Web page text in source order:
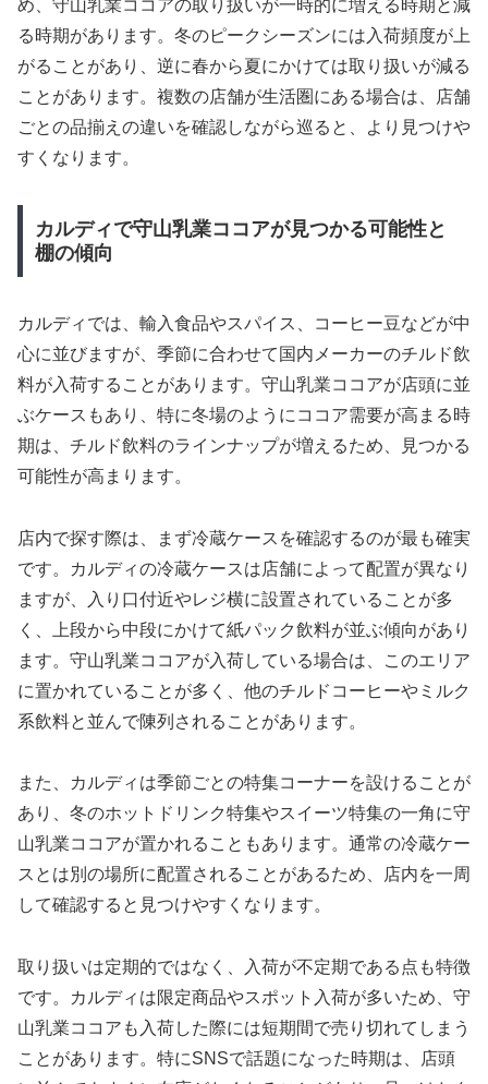
め、守山乳業ココアの取り扱いが一時的に増える時期と減
る時期があります。冬のピークシーズンには入荷頻度が上
がることがあり、逆に春から夏にかけては取り扱いが減る
ことがあります。複数の店舗が生活圏にある場合は、店舗
ごとの品揃えの違いを確認しながら巡ると、より見つけや
すくなります。
カルディで守山乳業ココアが見つかる可能性と
棚の傾向
カルディでは、輸入食品やスパイス、コーヒー豆などが中
心に並びますが、季節に合わせて国内メーカーのチルド飲
料が入荷することがあります。守山乳業ココアが店頭に並
ぶケースもあり、特に冬場のようにココア需要が高まる時
期は、チルド飲料のラインナップが増えるため、見つかる
可能性が高まります。
店内で探す際は、まず冷蔵ケースを確認するのが最も確実
です。カルディの冷蔵ケースは店舗によって配置が異なり
ますが、入り口付近やレジ横に設置されていることが多
く、上段から中段にかけて紙パック飲料が並ぶ傾向があり
ます。守山乳業ココアが入荷している場合は、このエリア
に置かれていることが多く、他のチルドコーヒーやミルク
系飲料と並んで陳列されることがあります。
また、カルディは季節ごとの特集コーナーを設けることが
あり、冬のホットドリンク特集やスイーツ特集の一角に守
山乳業ココアが置かれることもあります。通常の冷蔵ケー
スとは別の場所に配置されることがあるため、店内を一周
して確認すると見つけやすくなります。
取り扱いは定期的ではなく、入荷が不定期である点も特徴
です。カルディは限定商品やスポット入荷が多いため、守
山乳業ココアも入荷した際には短期間で売り切れてしまう
ことがあります。特にSNSで話題になった時期は、店頭